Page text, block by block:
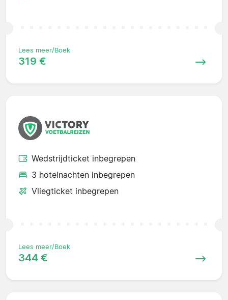
Lees meer/Boek
319 €
Wedstrijdticket inbegrepen
3 hotelnachten inbegrepen
Vliegticket inbegrepen
Lees meer/Boek
344 €